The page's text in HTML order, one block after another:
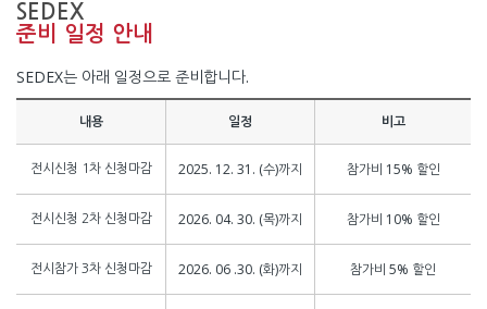
SEDEX
준비 일정 안내
SEDEX는 아래 일정으로 준비합니다.
내용 일정 비고
전시신청 1차 신청마감 2025. 12. 31. (수)까지 참가비 15% 할인
전시신청 2차 신청마감 2026. 04. 30. (목)까지 참가비 10% 할인
전시참가 3차 신청마감 2026. 06 .30. (화)까지 참가비 5% 할인